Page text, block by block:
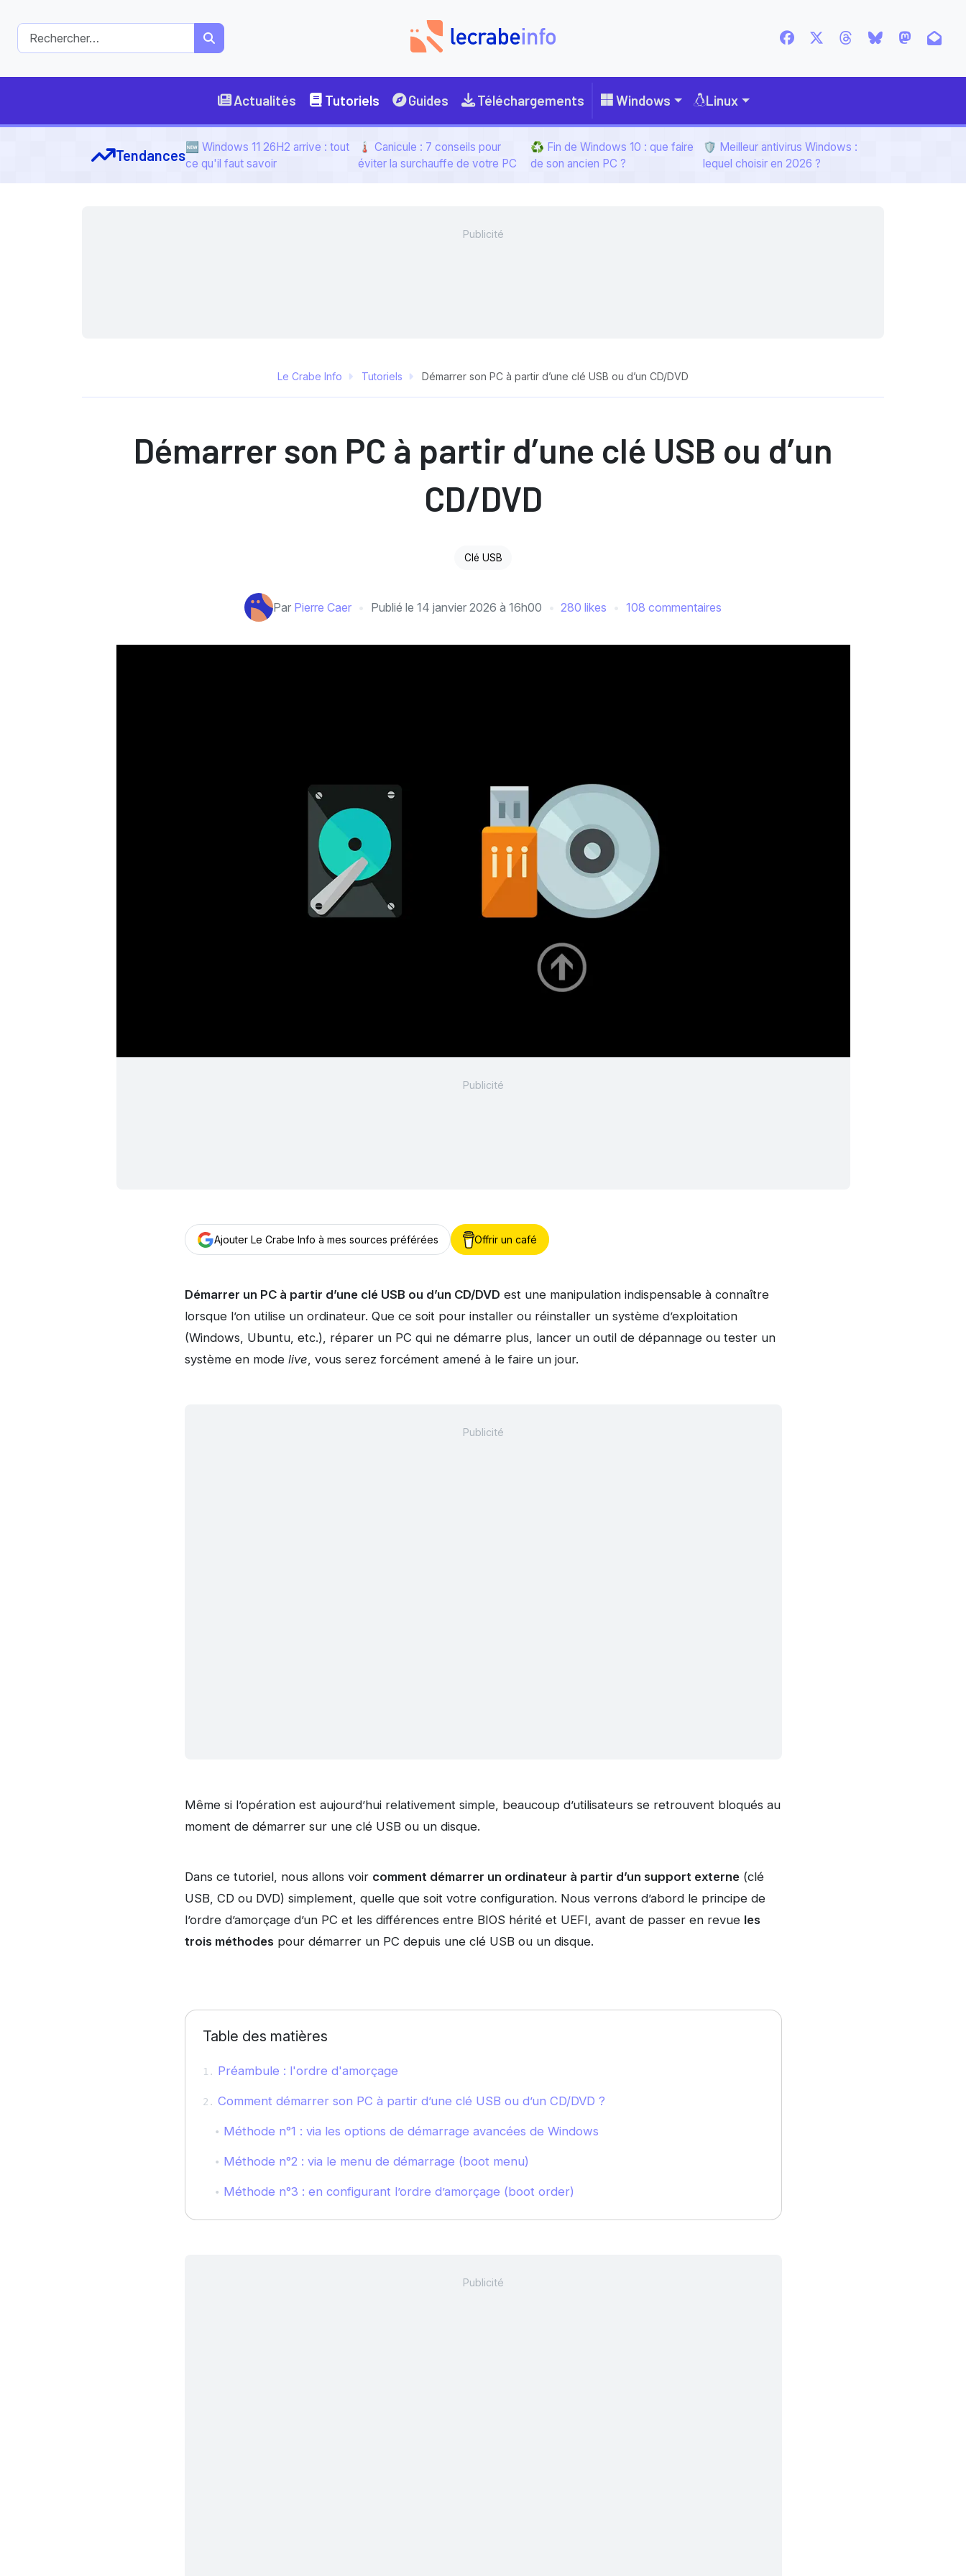
Actualités Tutoriels Guides Téléchargements Windows Linux
Tendances🆕 Windows 11 26H2 arrive : tout
ce qu'il faut savoir
🌡️ Canicule : 7 conseils pour
éviter la surchauffe de votre PC
♻️ Fin de Windows 10 : que faire
de son ancien PC ?
🛡️ Meilleur antivirus Windows :
lequel choisir en 2026 ?
Le Crabe Info Tutoriels Démarrer son PC à partir d’une clé USB ou d’un CD/DVD
Démarrer son PC à partir d’une clé USB ou d’un
CD/DVD
Clé USB
Par Pierre Caer Publié le 14 janvier 2026 à 16h00 280 likes 108 commentaires
Ajouter Le Crabe Info à mes sources préférées Offrir un café
Démarrer un PC à partir d’une clé USB ou d’un CD/DVD est une manipulation indispensable à connaître
lorsque l’on utilise un ordinateur. Que ce soit pour installer ou réinstaller un système d’exploitation
(Windows, Ubuntu, etc.), réparer un PC qui ne démarre plus, lancer un outil de dépannage ou tester un
système en mode live, vous serez forcément amené à le faire un jour.
Même si l’opération est aujourd’hui relativement simple, beaucoup d’utilisateurs se retrouvent bloqués au
moment de démarrer sur une clé USB ou un disque.
Dans ce tutoriel, nous allons voir comment démarrer un ordinateur à partir d’un support externe(clé
USB, CD ou DVD) simplement, quelle que soit votre configuration. Nous verrons d’abord le principe de
l’ordre d’amorçage d’un PC et les différences entre BIOS hérité et UEFI, avant de passer en revue les
trois méthodespour démarrer un PC depuis une clé USB ou un disque.
Table des matières
Préambule : l'ordre d'amorçage
Comment démarrer son PC à partir d’une clé USB ou d’un CD/DVD ?
Méthode n°1 : via les options de démarrage avancées de Windows
Méthode n°2 : via le menu de démarrage (boot menu)
Méthode n°3 : en configurant l’ordre d’amorçage (boot order)